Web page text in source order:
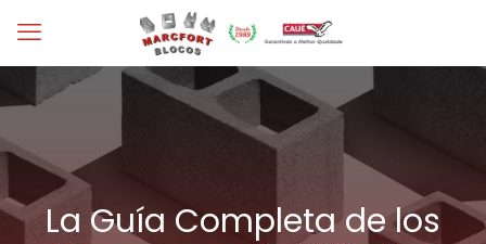
La Guía Completa de los